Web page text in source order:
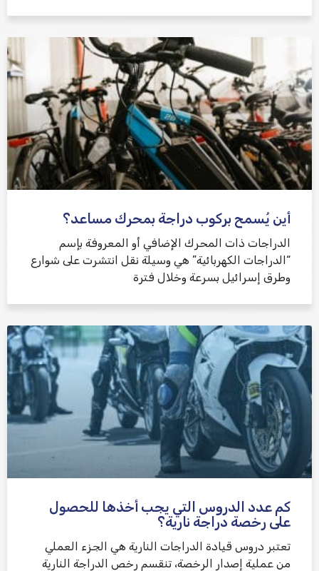
أين يُسمح بركوب دراجة بمحرك مساعد؟
الدراجات ذات المحرك الإضافي أو المعروفة بإسم
“الدراجات الكهربائية” هي وسيلة نقل انتشرت على شوارع
وطرق إسرائيل بسرعة وخلال فترة
كم عدد الدروس التي يجب أخذها للحصول
على رخصة دراجة نارية؟
تعتبر دروس قيادة الدراجات النارية هي الجزء العملي
من عملية إصدار الرخصة، تنقسم رخص الدراجة النارية